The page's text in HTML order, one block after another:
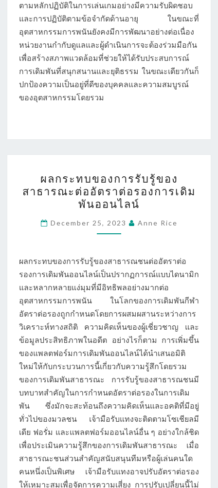
ตามหลักปฏิบัติในการเล่นเกมอย่างมีความรับผิดชอบ
และการปฏิบัติตามข้อจำกัดด้านอายุ ในขณะที่
อุตสาหกรรมการพนันยังคงมีการพัฒนาอย่างต่อเนื่อง
หน่วยงานกำกับดูแลและผู้ดำเนินการจะต้องร่วมมือกัน
เพื่อสร้างสภาพแวดล้อมที่ช่วยให้ได้รับประสบการณ์
การเดิมพันที่สนุกสนานและยุติธรรม ในขณะเดียวกันก็
ปกป้องความเป็นอยู่ที่ดีของบุคคลและความสมบูรณ์
ของอุตสาหกรรมโดยรวม
ระ
ทบ
ของ
การ
รับ
ของ
สาธารณะ
ต่อ
อัตรา
ต่อ
รอง
การ
เดิม
พัน
ออนไลน์
ผลกระทบของการรับรู้ของ
สาธารณะต่ออัตราต่อรองการเดิม
พันออนไลน์
December 25, 2023 Anne Rice
ผลกระทบของการรับรู้ของสาธารณชนต่ออัตราต่อ
รองการเดิมพันออนไลน์เป็นปรากฏการณ์แบบไดนามิก
และหลากหลายแง่มุมที่มีอิทธิพลอย่างมากต่อ
อุตสาหกรรมการพนัน ในโลกของการเดิมพันกีฬา
อัตราต่อรองถูกกำหนดโดยการผสมผสานระหว่างการ
วิเคราะห์ทางสถิติ ความคิดเห็นของผู้เชี่ยวชาญ และ
ข้อมูลประสิทธิภาพในอดีต อย่างไรก็ตาม การเพิ่มขึ้น
ของแพลตฟอร์มการเดิมพันออนไลน์ได้นำเสนอมิติ
ใหม่ให้กับกระบวนการนี้เกี่ยวกับความรู้สึกโดยรวม
ของการเดิมพันสาธารณะ การรับรู้ของสาธารณชนมี
บทบาทสำคัญในการกำหนดอัตราต่อรองในการเดิม
พัน ซึ่งมักจะสะท้อนถึงความคิดเห็นและอคติที่มีอยู่
ทั่วไปของมวลชน เจ้ามือรับแทงจะติดตามโซเชียลมี
เดีย ฟอรั่ม และแพลตฟอร์มออนไลน์อื่น ๆ อย่างใกล้ชิด
เพื่อประเมินความรู้สึกของการเดิมพันสาธารณะ เมื่อ
สาธารณะชนส่วนสำคัญสนับสนุนทีมหรือผู้เล่นคนใด
คนหนึ่งเป็นพิเศษ เจ้ามือรับแทงอาจปรับอัตราต่อรอง
ให้เหมาะสมเพื่อจัดการความเสี่ยง การปรับเปลี่ยนนี้ไม่